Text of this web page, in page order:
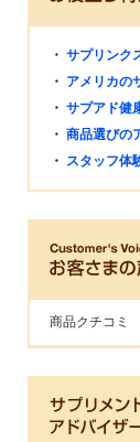
・ サプリンク
・ アメリカの
・ サプアド健
・ 商品選びの
・ スタッフ体
商品クチコミ